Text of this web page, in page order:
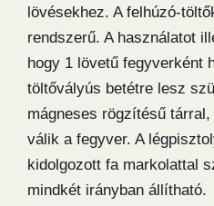
lövésekhez. A felhúzó-
rendszerű. A használatot
hogy 1 lövetű fegyverként
töltővályús betétre lesz
mágneses rögzítésű
válik a fegyver. A
kidolgozott fa markolattal
mindkét irányban